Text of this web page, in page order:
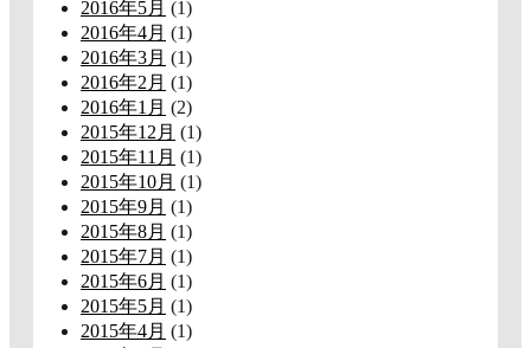
2016年5月 (1)
2016年4月 (1)
2016年3月 (1)
2016年2月 (1)
2016年1月 (2)
2015年12月 (1)
2015年11月 (1)
2015年10月 (1)
2015年9月 (1)
2015年8月 (1)
2015年7月 (1)
2015年6月 (1)
2015年5月 (1)
2015年4月 (1)